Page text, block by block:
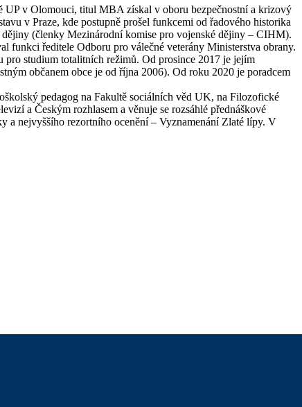
v Olomouci, titul MBA získal v oboru bezpečnostní a krizový
v Praze, kde postupně prošel funkcemi od řadového historika
(členky Mezinárodní komise pro vojenské dějiny – CIHM).
funkci ředitele Odboru pro válečné veterány Ministerstva obrany.
pro studium totalitních režimů. Od prosince 2017 je jejím
občanem obce je od října 2006). Od roku 2020 je poradcem
pedagog na Fakultě sociálních věd UK, na Filozofické
a Českým rozhlasem a věnuje se rozsáhlé přednáškové
a nejvyššího rezortního ocenění – Vyznamenání Zlaté lípy. V